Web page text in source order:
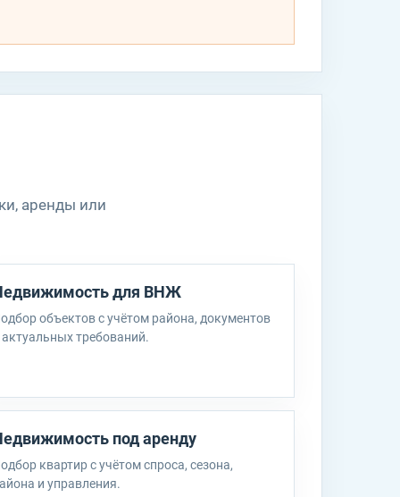
аренды или
для ВНЖ
объектов с учётом района, документов
актуальных требований.
под аренду
квартир с учётом спроса, сезона,
и управления.